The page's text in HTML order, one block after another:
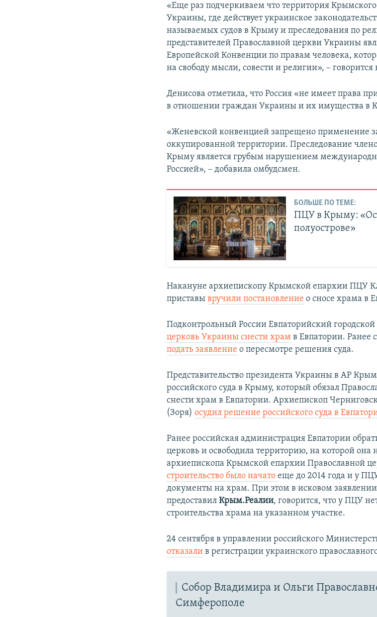
«Еще раз подчеркиваем что территория Крымского
Украины, где действует украинское
называемых судов в Крыму и преследования по
представителей Православной церкви Украины
Европейской Конвенции по правам человека,
на свободу мысли, совести и религии», –
Денисова отметила, что Россия «не имеет права
в отношении граждан Украины и их имущества в
«Женевской конвенцией запрещено применение
оккупированной территории. Преследование
Крыму является грубым нарушением
Россией», – добавила омбудсмен.
БОЛЬШЕ ПО ТЕМЕ:
ПЦУ в Крыму:
полуострове»
Накануне архиепископу Крымской епархии ПЦУ
приставывручили постановление о сносе храма в
Подконтрольный России Евпаторийский городской
церковь Украины снести храм в Евпатории. Ранее
подать заявление о пересмотре решения суда.
Представительство президента Украины в АР
российского суда в Крыму, который обязал
снести храм в Евпатории. Архиепископ
(Зоря)осудил решение российского суда в
Ранее российская администрация Евпатории
церковь и освободила территорию, на которой она
архиепископа Крымской епархии Православной
строительство было начатоеще до 2014 года и у
документы на храм. При этом в исковом
предоставилКрым.Реалии, говорится, что у ПЦУ
строительства храма на указанном участке.
24 сентября в управлении российского
отказали в регистрации украинского
Собор Владимира и Ольги
Симферополе